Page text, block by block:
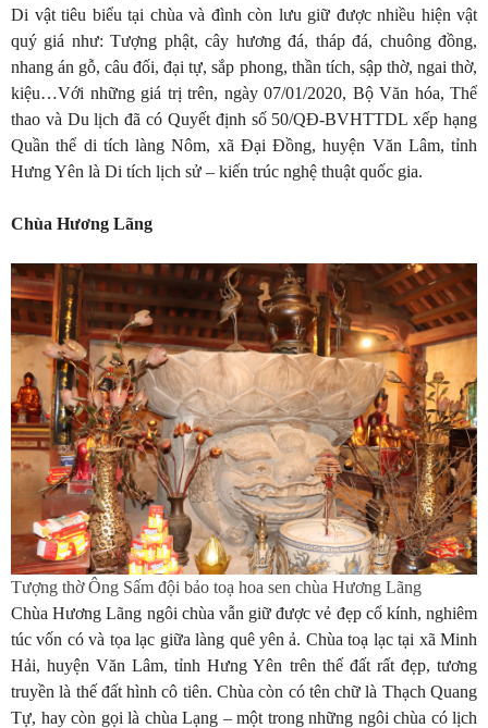
Di vật tiêu biểu tại chùa và đình còn lưu giữ được nhiều hiện vật
quý giá như: Tượng phật, cây hương đá, tháp đá, chuông đồng,
nhang án gỗ, câu đối, đại tự, sắp phong, thần tích, sập thờ, ngai thờ,
kiệu…Với những giá trị trên, ngày 07/01/2020, Bộ Văn hóa, Thể
thao và Du lịch đã có Quyết định số 50/QĐ-BVHTTDL xếp hạng
Quần thể di tích làng Nôm, xã Đại Đồng, huyện Văn Lâm, tỉnh
Hưng Yên là Di tích lịch sử – kiến trúc nghệ thuật quốc gia.
Chùa Hương Lãng
Tượng thờ Ông Sấm đội bảo toạ hoa sen chùa Hương Lãng
Chùa Hương Lãng ngôi chùa vẫn giữ được vẻ đẹp cổ kính, nghiêm
túc vốn có và tọa lạc giữa làng quê yên ả. Chùa toạ lạc tại xã Minh
Hải, huyện Văn Lâm, tỉnh Hưng Yên trên thế đất rất đẹp, tương
truyền là thế đất hình cô tiên. Chùa còn có tên chữ là Thạch Quang
Tự, hay còn gọi là chùa Lạng – một trong những ngôi chùa có lịch